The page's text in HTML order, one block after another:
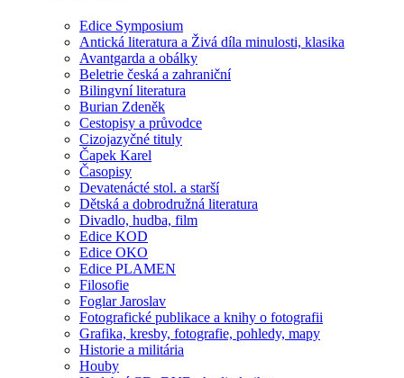
Edice Symposium
Antická literatura a Živá díla minulosti, klasika
Avantgarda a obálky
Beletrie česká a zahraniční
Bilingvní literatura
Burian Zdeněk
Cestopisy a průvodce
Cizojazyčné tituly
Čapek Karel
Časopisy
Devatenácté stol. a starší
Dětská a dobrodružná literatura
Divadlo, hudba, film
Edice KOD
Edice OKO
Edice PLAMEN
Filosofie
Foglar Jaroslav
Fotografické publikace a knihy o fotografii
Grafika, kresby, fotografie, pohledy, mapy
Historie a militária
Houby